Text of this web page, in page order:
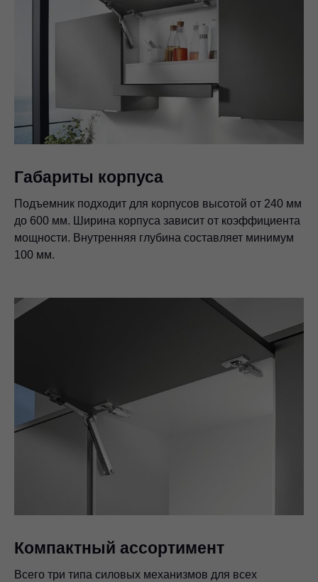
Габариты корпуса
Подъемник подходит для корпусов высотой от 240 мм
до 600 мм. Ширина корпуса зависит от коэффициента
мощности. Внутренняя глубина составляет минимум
100 мм.
Компактный ассортимент
Всего три типа силовых механизмов для всех